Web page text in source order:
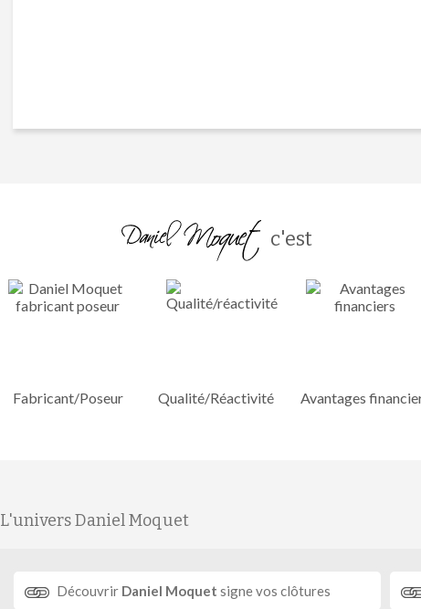
c'est
Fabricant/Poseur Qualité/Réactivité Avantages
L'univers Daniel Moquet
Découvrir Daniel Moquet signe vos clôtures